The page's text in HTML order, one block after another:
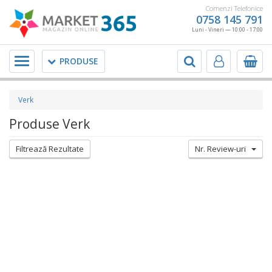
Comenzi Telefonice
0758 145 791
Luni - Vineri — 10:00 - 17:00
PRODUSE
Meniu
Verk
Produse Verk
Nr. Review-uri
Filtrează Rezultate